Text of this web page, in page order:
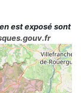
est exposé sont